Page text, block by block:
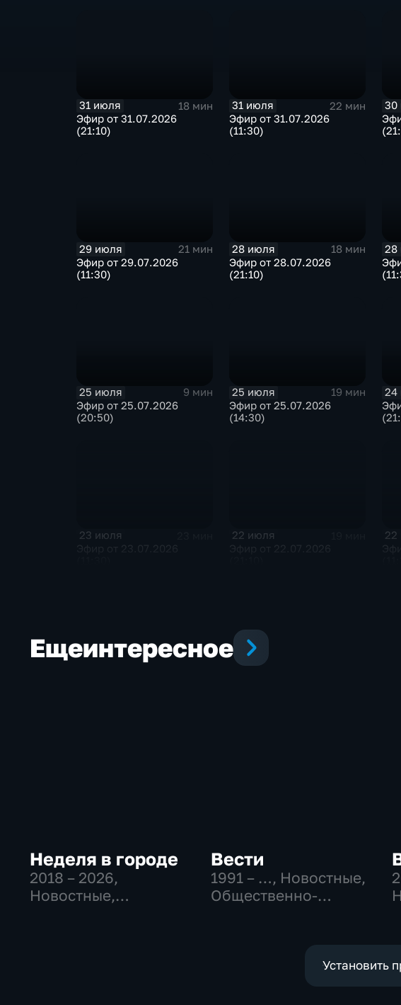
31 июля
18 мин
Эфир от 31.07.2026
(21:10)
31 июля
22 мин
Эфир от 31.07.2026
(11:30)
30
29 июля
21 мин
Эфир от 29.07.2026
(11:30)
28 июля
18 мин
Эфир от 28.07.2026
(21:10)
28
25 июля
9 мин
Эфир от 25.07.2026
(20:50)
25 июля
19 мин
Эфир от 25.07.2026
(14:30)
24
23 июля 22 июля 22
Ещеинтересное
Неделя в городе
2018 – 2026,
Новостные,
Вести
1991 – …, Новостные,
Общественно-
Установить